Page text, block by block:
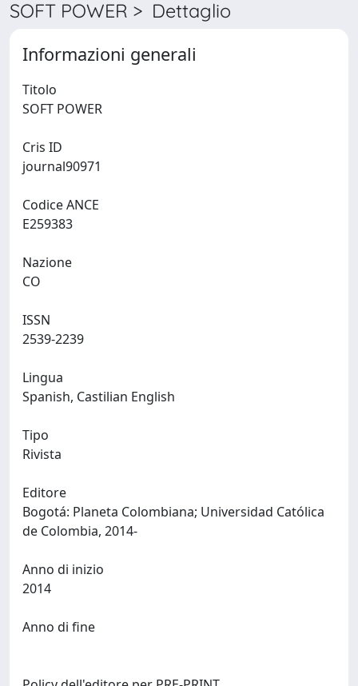
SOFT POWER > Dettaglio
Informazioni generali
Titolo
Cris ID
Codice ANCE
Nazione
ISSN
Lingua
Tipo
Rivista
Editore
Bogotá: Planeta Colombiana; Universidad Católica
Anno di inizio
Anno di fine